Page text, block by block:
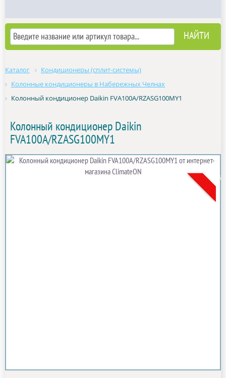
Каталог
Кондиционеры (сплит-системы)
Колонные кондиционеры в Набережных Челнах
Колонный кондиционер Daikin FVA100A/RZASG100MY1
Колонный кондиционер Daikin
FVA100A/RZASG100MY1